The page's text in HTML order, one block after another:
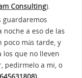
Consulting)
guardaremos
a eso de las
poco más tarde, y
los que no lleven
pedírmelo a mi, o